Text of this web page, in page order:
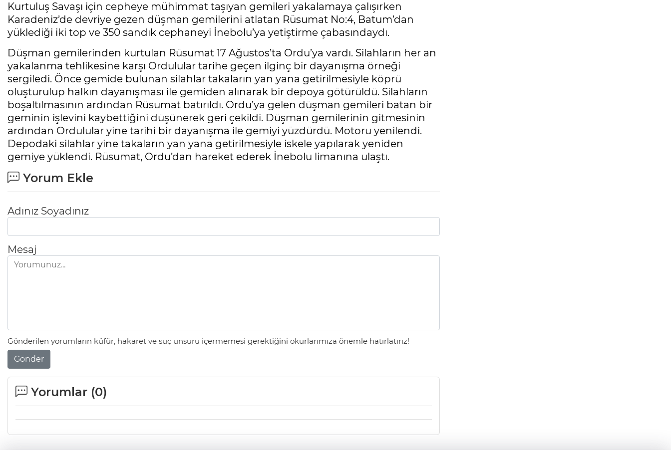
Kurtuluş Savaşı için cepheye mühimmat taşıyan gemileri yakalamaya çalışırken
Karadeniz’de devriye gezen düşman gemilerini atlatan Rüsumat No:4, Batum’dan
yüklediği iki top ve 350 sandık cephaneyi İnebolu’ya yetiştirme çabasındaydı.
Düşman gemilerinden kurtulan Rüsumat 17 Ağustos’ta Ordu’ya vardı. Silahların her an
yakalanma tehlikesine karşı Ordulular tarihe geçen ilginç bir dayanışma örneği
sergiledi. Önce gemide bulunan silahlar takaların yan yana getirilmesiyle köprü
oluşturulup halkın dayanışması ile gemiden alınarak bir depoya götürüldü. Silahların
boşaltılmasının ardından Rüsumat batırıldı. Ordu’ya gelen düşman gemileri batan bir
geminin işlevini kaybettiğini düşünerek geri çekildi. Düşman gemilerinin gitmesinin
ardından Ordulular yine tarihi bir dayanışma ile gemiyi yüzdürdü. Motoru yenilendi.
Depodaki silahlar yine takaların yan yana getirilmesiyle iskele yapılarak yeniden
gemiye yüklendi. Rüsumat, Ordu’dan hareket ederek İnebolu limanına ulaştı.
Yorum Ekle
Adınız Soyadınız
Mesaj
Gönderilen yorumların küfür, hakaret ve suç unsuru içermemesi gerektiğini okurlarımıza önemle hatırlatırız!
Gönder
Yorumlar (0)